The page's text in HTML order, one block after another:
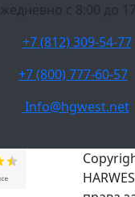
Ежедневно c 8:00 до
+7 (812) 309-54-77
+7 (800) 777-60-57
Info@hgwest.net